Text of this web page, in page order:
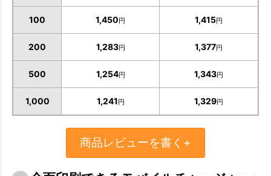
お買い物を続ける カートへ進む
100 1,450円 1,415円
200 1,283円 1,377円
500 1,254円 1,343円
1,000 1,241円 1,329円
商品レビューを書く+